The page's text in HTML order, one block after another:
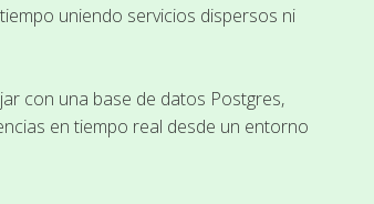
uniendo servicios dispersos ni
con una base de datos Postgres,
en tiempo real desde un entorno